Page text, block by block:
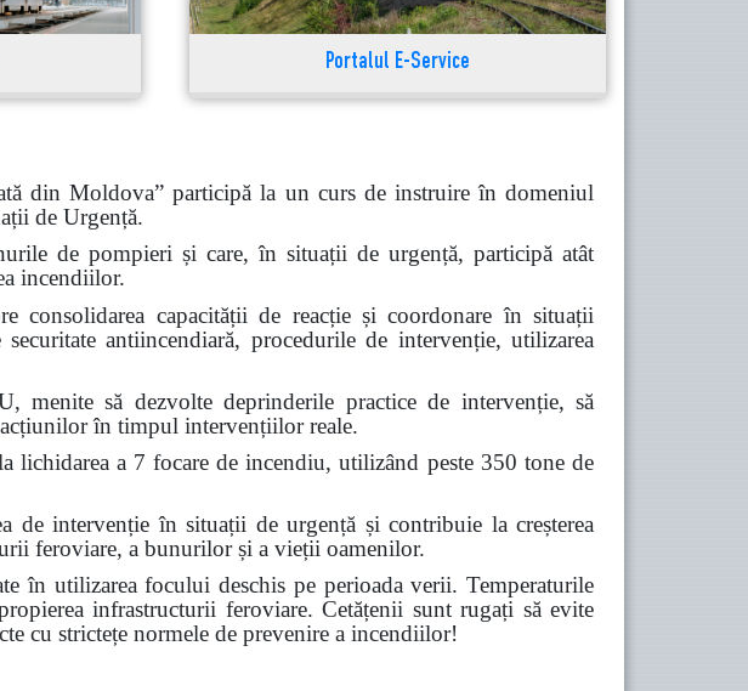
Portalul E-Service
din Moldova” participă la un curs de instruire în domeniul
de Urgență.
de pompieri și care, în situații de urgență, participă atât
incendiilor.
consolidarea capacității de reacție și coordonare în situații
antiincendiară, procedurile de intervenție, utilizarea
menite să dezvolte deprinderile practice de intervenție, să
acțiunilor în timpul intervențiilor reale.
a 7 focare de incendiu, utilizând peste 350 tone de
intervenție în situații de urgență și contribuie la creșterea
feroviare, a bunurilor și a vieții oamenilor.
în utilizarea focului deschis pe perioada verii. Temperaturile
infrastructurii feroviare. Cetățenii sunt rugați să evite
cu strictețe normele de prevenire a incendiilor!